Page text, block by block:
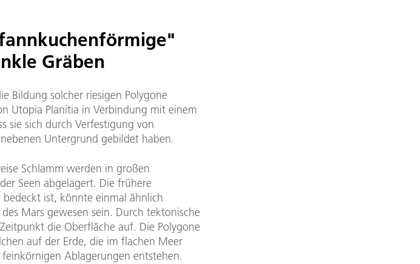
Gräben
Bildung solcher riesigen Polygone
Utopia Planitia in Verbindung mit einem
sie sich durch Verfestigung von
Untergrund gebildet haben.
Schlamm werden in großen
Seen abgelagert. Die frühere
ist, könnte einmal ähnlich
Mars gewesen sein. Durch tektonische
die Oberfläche auf. Die Polygone
auf der Erde, die im flachen Meer
Ablagerungen entstehen.